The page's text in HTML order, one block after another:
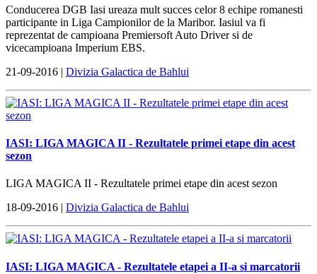
Conducerea DGB Iasi ureaza mult succes celor 8 echipe romanesti
participante in Liga Campionilor de la Maribor. Iasiul va fi
reprezentat de campioana Premiersoft Auto Driver si de
vicecampioana Imperium EBS.
21-09-2016 | Divizia Galactica de Bahlui
IASI: LIGA MAGICA II - Rezultatele primei etape din acest
sezon
LIGA MAGICA II - Rezultatele primei etape din acest sezon
18-09-2016 | Divizia Galactica de Bahlui
IASI: LIGA MAGICA - Rezultatele etapei a II-a si marcatorii